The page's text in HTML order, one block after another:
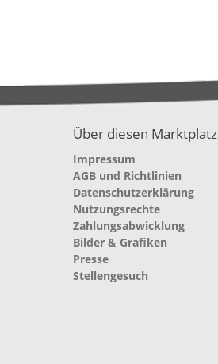
Über diesen Marktplatz
Impressum
AGB und Richtlinien
Datenschutzerklärung
Nutzungsrechte
Zahlungsabwicklung
Bilder & Grafiken
Presse
Stellengesuch